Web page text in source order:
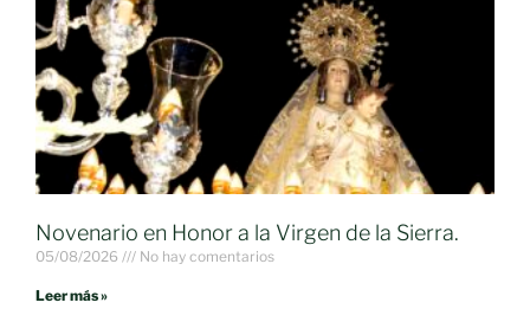
Novenario en Honor a la Virgen de la Sierra.
05/08/2026 No hay comentarios
Leer más »